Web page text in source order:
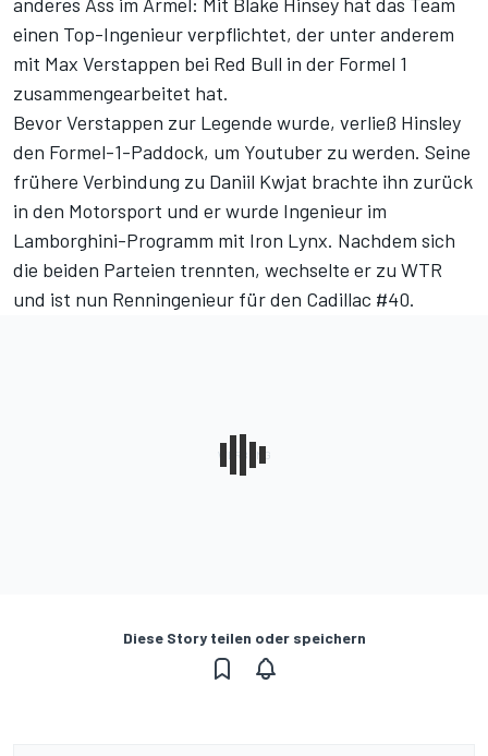
einen Top-Ingenieur verpflichtet, der unter anderem
mit Max Verstappen bei Red Bull in der Formel 1
zusammengearbeitet hat.
Bevor Verstappen zur Legende wurde, verließ Hinsley
den Formel-1-Paddock, um Youtuber zu werden. Seine
frühere Verbindung zu Daniil Kwjat brachte ihn zurück
in den Motorsport und er wurde Ingenieur im
Lamborghini-Programm mit Iron Lynx. Nachdem sich
die beiden Parteien trennten, wechselte er zu WTR
und ist nun Renningenieur für den Cadillac #40.
Diese Story teilen oder speichern